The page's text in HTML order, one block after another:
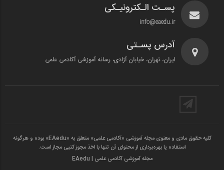
پسـت الـکترونیـکی
info@eaedu.ir
آدرس پسـتی
ایران، تهران، خیابان آزادی، رسانه آموزشی آکادمی علمی
کلیه حقوق مادی و معنوی مجله آموزشی «آکادمی علمی» متعلق به «EAedu» بوده و هرگونه
استفاده یا بهره‌برداری از محتوای آن تنها با اخذ مجوز کتبی مجاز است.
مجله آموزشی آکادمی علمی | EAedu